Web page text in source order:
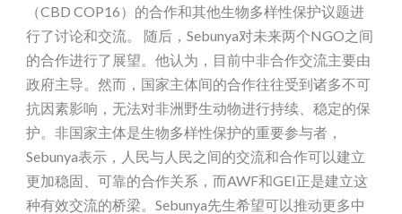
（CBD COP16）的合作和其他生物多样性保护议题进
行了讨论和交流。 随后，Sebunya对未来两个NGO之间
的合作进行了展望。他认为，目前中非合作交流主要由
政府主导。然而，国家主体间的合作往往受到诸多不可
抗因素影响，无法对非洲野生动物进行持续、稳定的保
护。非国家主体是生物多样性保护的重要参与者，
Sebunya表示，人民与人民之间的交流和合作可以建立
更加稳固、可靠的合作关系，而AWF和GEI正是建立这
种有效交流的桥梁。Sebunya先生希望可以推动更多中